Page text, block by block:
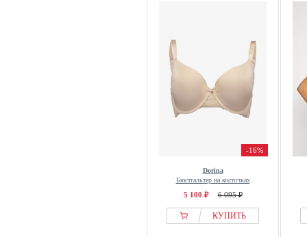
-16%
Dorina
Бюстгальтер на косточках
5 100 ₽ 6 095 ₽
КУПИТЬ